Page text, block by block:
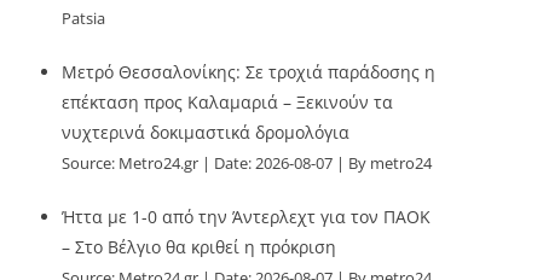
Patsia
Μετρό Θεσσαλονίκης: Σε τροχιά παράδοσης η
επέκταση προς Καλαμαριά – Ξεκινούν τα
νυχτερινά δοκιμαστικά δρομολόγια
Source: Metro24.gr Date: 2026-08-07 By metro24
Ήττα με 1-0 από την Άντερλεχτ για τον ΠΑΟΚ
– Στο Βέλγιο θα κριθεί η πρόκριση